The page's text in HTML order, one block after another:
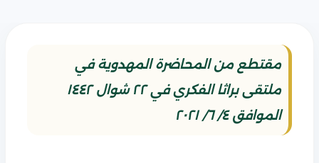
مقتطع من المحاضرة المهدوية في
ملتقى براثا الفكري في ٢٢ شوال ١٤٤٢
الموافق ٤/ ٦/ ٢٠٢١